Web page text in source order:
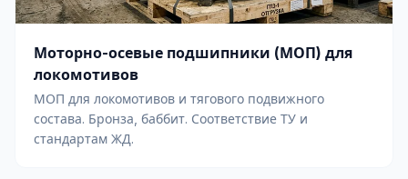
Моторно-осевые подшипники (МОП) для
локомотивов
МОП для локомотивов и тягового подвижного
состава. Бронза, баббит. Соответствие ТУ и
стандартам ЖД.